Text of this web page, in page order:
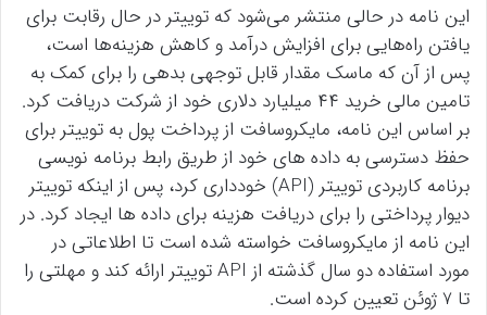
این نامه در حالی منتشر می‌شود که توییتر در حال رقابت برای
یافتن راه‌هایی برای افزایش درآمد و کاهش هزینه‌ها است،
پس از آن که ماسک مقدار قابل توجهی بدهی را برای کمک به
تامین مالی خرید ۴۴ میلیارد دلاری خود از شرکت دریافت کرد.
بر اساس این نامه، مایکروسافت از پرداخت پول به توییتر برای
حفظ دسترسی به داده های خود از طریق رابط برنامه نویسی
برنامه کاربردی توییتر (API) خودداری کرد، پس از اینکه توییتر
دیوار پرداختی را برای دریافت هزینه برای داده ها ایجاد کرد. در
این نامه از مایکروسافت خواسته شده است تا اطلاعاتی در
مورد استفاده دو سال گذشته از API توییتر ارائه کند و مهلتی را
تا 7 ژوئن تعیین کرده است.